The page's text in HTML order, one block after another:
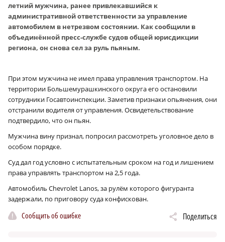
летний мужчина, ранее привлекавшийся к
административной ответственности за управление
автомобилем в нетрезвом состоянии. Как сообщили в
объединённой пресс-службе судов общей юрисдикции
региона, он снова сел за руль пьяным.
При этом мужчина не имел права управления транспортом. На
территории Большемурашкинского округа его остановили
сотрудники Госавтоинспекции. Заметив признаки опьянения, они
отстранили водителя от управления. Освидетельствование
подтвердило, что он пьян.
Мужчина вину признал, попросил рассмотреть уголовное дело в
особом порядке.
Суд дал год условно с испытательным сроком на год и лишением
права управлять транспортом на 2,5 года.
Автомобиль Chevrolet Lanos, за рулём которого фигуранта
задержали, по приговору суда конфискован.
Сообщить об ошибке Поделиться